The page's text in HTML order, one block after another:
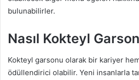
bulunabilirler.
Nasıl Kokteyl
Kokteyl garsonu olarak bir kariyer
ödüllendirici olabilir. Yeni insanlarla